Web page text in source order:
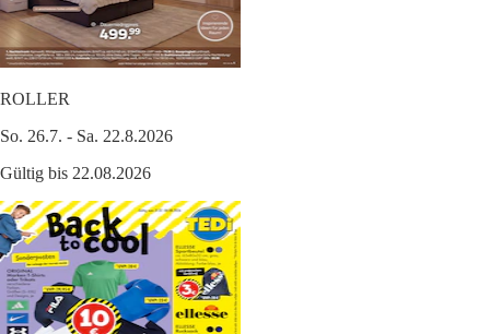
ROLLER
So. 26.7. - Sa. 22.8.2026
Gültig bis 22.08.2026